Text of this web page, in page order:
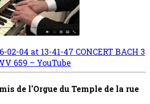
02-04 at 13-41-47 CONCERT BACH 3
659 – YouTube
de l'Orgue du Temple de la rue